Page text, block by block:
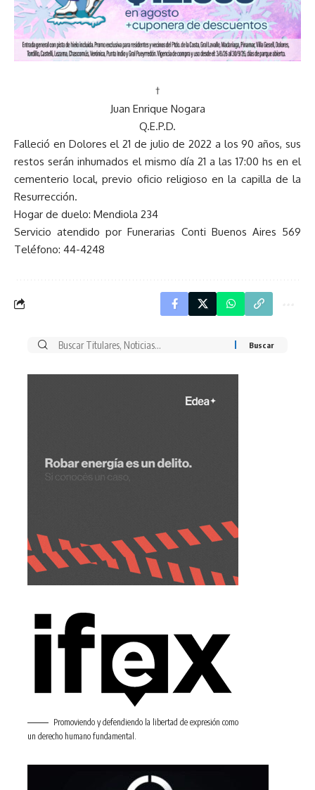
†
Juan Enrique Nogara
Q.E.P.D.
Falleció en Dolores el 21 de julio de 2022 a los 90 años, sus
restos serán inhumados el mismo día 21 a las 17:00 hs en el
cementerio local, previo oficio religioso en la capilla de la
Resurrección.
Hogar de duelo: Mendiola 234
Servicio atendido por Funerarias Conti Buenos Aires 569
Teléfono: 44-4248
Buscar
Promoviendo y defendiendo la libertad de expresión como
un derecho humano fundamental.